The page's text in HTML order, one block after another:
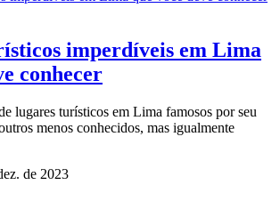
imperdíveis em Lima
conhecer
lugares turísticos em Lima famosos por seu
menos conhecidos, mas igualmente
de 2023